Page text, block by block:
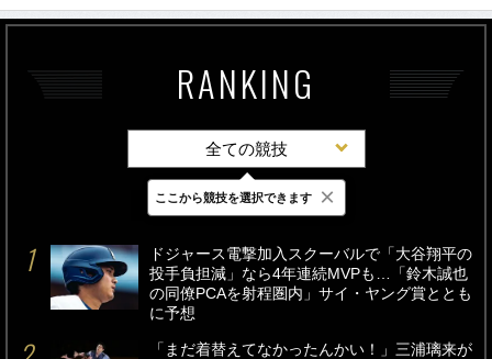
RANKING
全ての競技
最新 24時間 週間
ドジャース電撃加入スクーバルで「大谷翔平の
投手負担減」なら4年連続MVPも…「鈴木誠也
の同僚PCAを射程圏内」サイ・ヤング賞ととも
に予想
「まだ着替えてなかったんかい！」三浦璃来が
ここから競技を選択できます ×